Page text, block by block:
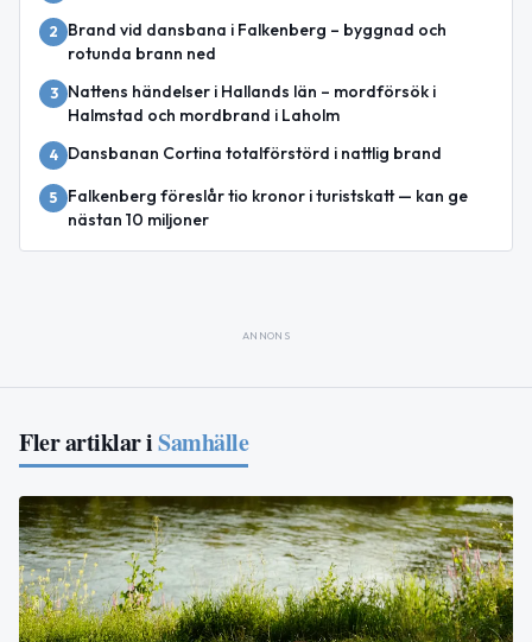
2
Brand vid dansbana i Falkenberg – byggnad och
rotunda brann ned
3
Nattens händelser i Hallands län – mordförsök i
Halmstad och mordbrand i Laholm
4 Dansbanan Cortina totalförstörd i nattlig brand
5
Falkenberg föreslår tio kronor i turistskatt — kan ge
nästan 10 miljoner
ANNONS
Fler artiklar iSamhälle